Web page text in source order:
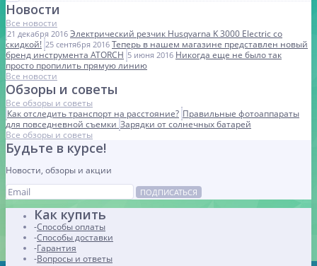
Новости
Все новости
21 декабря 2016 Электрический резчик Husqvarna K 3000 Electric со
скидкой! 25 сентября 2016 Теперь в нашем магазине представлен новый
бренд инструмента ATORCH 5 июня 2016 Никогда еще не было так
просто пропилить прямую линию
Все новости
Обзоры и советы
Все обзоры и советы
Как отследить транспорт на расстояние? Правильные фотоаппараты
для повседневной съемки Зарядки от солнечных батарей
Все обзоры и советы
Будьте в курсе!
Новости, обзоры и акции
ПОДПИСАТЬСЯ
Как купить
Способы оплаты
Способы доставки
Гарантия
Вопросы и ответы